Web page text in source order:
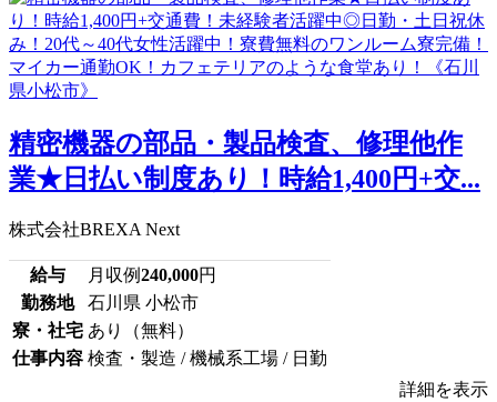
精密機器の部品・製品検査、修理他作
業★日払い制度あり！時給1,400円+交...
株式会社BREXA Next
給与 月収例240,000円
勤務地
石川県 小松市
寮・社宅 あり（無料）
仕事内容 検査・製造 / 機械系工場 / 日勤
詳細を表示